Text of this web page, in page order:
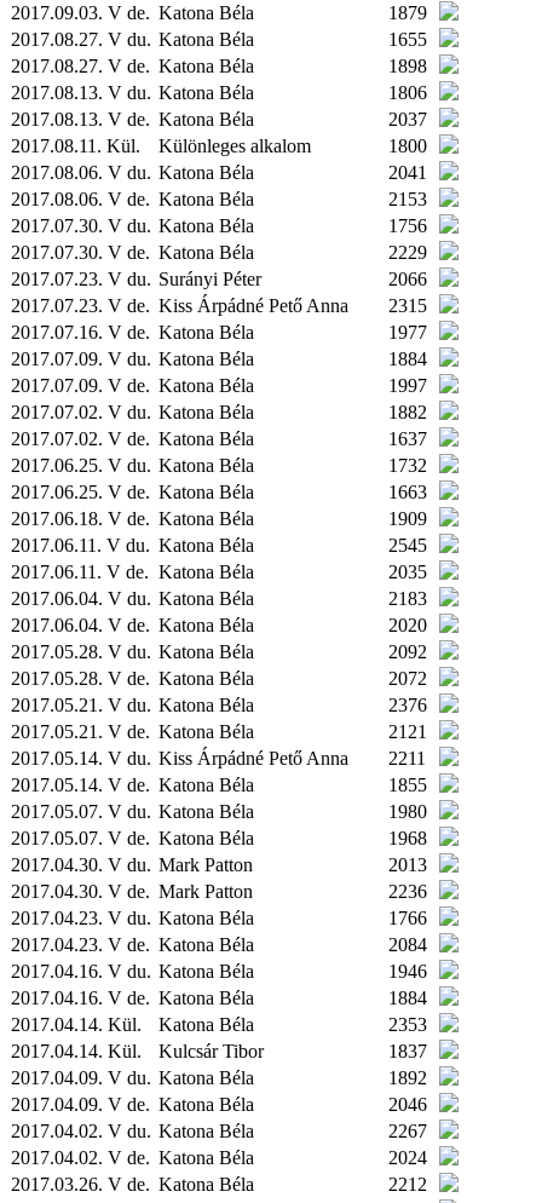
2017.09.03. V de. Katona Béla
1879
2017.08.27. V du. Katona Béla
1655
2017.08.27. V de. Katona Béla
1898
2017.08.13. V du. Katona Béla
1806
2017.08.13. V de. Katona Béla
2037
2017.08.11. Kül. Különleges alkalom
1800
2017.08.06. V du. Katona Béla
2041
2017.08.06. V de. Katona Béla
2153
2017.07.30. V du. Katona Béla
1756
2017.07.30. V de. Katona Béla
2229
2017.07.23. V du. Surányi Péter
2066
2017.07.23. V de. Kiss Árpádné Pető Anna
2315
2017.07.16. V de. Katona Béla
1977
2017.07.09. V du. Katona Béla
1884
2017.07.09. V de. Katona Béla
1997
2017.07.02. V du. Katona Béla
1882
2017.07.02. V de. Katona Béla
1637
2017.06.25. V du. Katona Béla
1732
2017.06.25. V de. Katona Béla
1663
2017.06.18. V de. Katona Béla
1909
2017.06.11. V du. Katona Béla
2545
2017.06.11. V de. Katona Béla
2035
2017.06.04. V du. Katona Béla
2183
2017.06.04. V de. Katona Béla
2020
2017.05.28. V du. Katona Béla
2092
2017.05.28. V de. Katona Béla
2072
2017.05.21. V du. Katona Béla
2376
2017.05.21. V de. Katona Béla
2121
2017.05.14. V du. Kiss Árpádné Pető Anna
2211
2017.05.14. V de. Katona Béla
1855
2017.05.07. V du. Katona Béla
1980
2017.05.07. V de. Katona Béla
1968
2017.04.30. V du. Mark Patton
2013
2017.04.30. V de. Mark Patton
2236
2017.04.23. V du. Katona Béla
1766
2017.04.23. V de. Katona Béla
2084
2017.04.16. V du. Katona Béla
1946
2017.04.16. V de. Katona Béla
1884
2017.04.14. Kül. Katona Béla
2353
2017.04.14. Kül. Kulcsár Tibor
1837
2017.04.09. V du. Katona Béla
1892
2017.04.09. V de. Katona Béla
2046
2017.04.02. V du. Katona Béla
2267
2017.04.02. V de. Katona Béla
2024
2017.03.26. V de. Katona Béla
2212